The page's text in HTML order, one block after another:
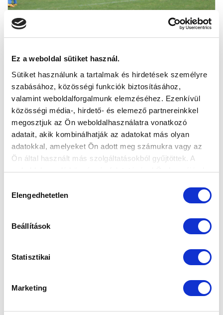
Ez a weboldal sütiket használ.
Sütiket használunk a tartalmak és hirdetések személyre
szabásához, közösségi funkciók biztosításához,
valamint weboldalforgalmunk elemzéséhez. Ezenkívül
közösségi média-, hirdető- és elemező partnereinkkel
megosztjuk az Ön weboldalhasználatra vonatkozó
adatait, akik kombinálhatják az adatokat más olyan
adatokkal, amelyeket Ön adott meg számukra vagy az
Ön által használt más szolgáltatásokból gyűjtöttek. A
weboldalon való böngészés folytatásával Ön hozzájárul a
kiválasztása
Elengedhetetlen
Beállítások
Statisztikai
Marketing
SOKGÓLOS MECCSEN KAPOTT KI AZ MTK
BUDAPEST II (GALÉRIA)
2016-07-27 13:06:09
Futballdömping szombaton.